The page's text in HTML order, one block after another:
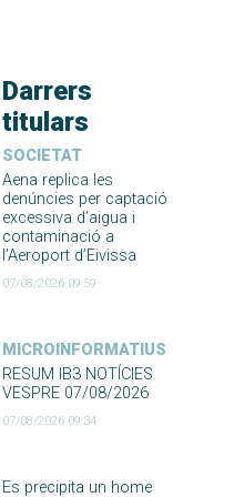
Darrers
titulars
SOCIETAT
Aena replica les
denúncies per captació
excessiva d’aigua i
contaminació a
l’Aeroport d’Eivissa
07/08/2026 09:59
MICROINFORMATIUS
RESUM IB3 NOTÍCIES
VESPRE 07/08/2026
07/08/2026 09:34
Es precipita un home